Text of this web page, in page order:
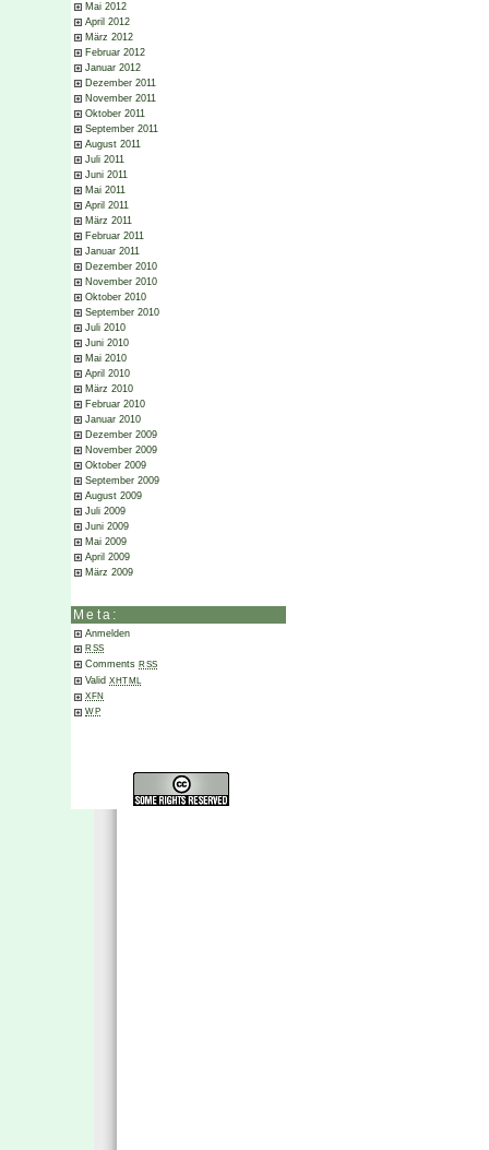
Mai 2012
April 2012
März 2012
Februar 2012
Januar 2012
Dezember 2011
November 2011
Oktober 2011
September 2011
August 2011
Juli 2011
Juni 2011
Mai 2011
April 2011
März 2011
Februar 2011
Januar 2011
Dezember 2010
November 2010
Oktober 2010
September 2010
Juli 2010
Juni 2010
Mai 2010
April 2010
März 2010
Februar 2010
Januar 2010
Dezember 2009
November 2009
Oktober 2009
September 2009
August 2009
Juli 2009
Juni 2009
Mai 2009
April 2009
März 2009
Meta:
Anmelden
RSS
Comments RSS
Valid XHTML
XFN
WP